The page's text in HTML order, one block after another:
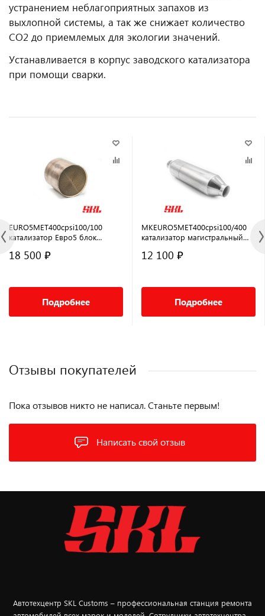
устранением неблагоприятных запахов из
выхлопной системы, а так же снижает количество
CO2 до приемлемых для экологии значений.
Устанавливается в корпус заводского катализатора
при помощи сварки.
EURO5MET400cpsi100/100
катализатор Евро5 блок
18 500 ₽
Подробнее
MKEURO5MET400cpsi100/400
катализатор магистральный
12 100 ₽
Подробнее
Отзывы покупателей
Написать свой отзыв
Пока отзывов никто не написал. Станьте первым!
Автотехцентр SKL Customs – профессиональная станция ремонта